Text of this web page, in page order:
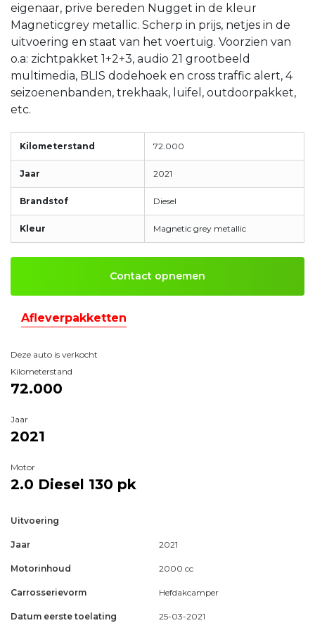
eigenaar, prive bereden Nugget in de kleur
Magneticgrey metallic. Scherp in prijs, netjes in de
uitvoering en staat van het voertuig. Voorzien van
o.a: zichtpakket 1+2+3, audio 21 grootbeeld
multimedia, BLIS dodehoek en cross traffic alert, 4
seizoenenbanden, trekhaak, luifel, outdoorpakket,
etc.
Kilometerstand 72.000
Jaar 2021
Brandstof Diesel
Kleur Magnetic grey metallic
Contact opnemen
Afleverpakketten
Deze auto is verkocht
Kilometerstand
72.000
Jaar
2021
Motor
2.0 Diesel 130 pk
Uitvoering
Jaar 2021
Motorinhoud 2000 cc
Carrosserievorm Hefdakcamper
Datum eerste toelating 25-03-2021